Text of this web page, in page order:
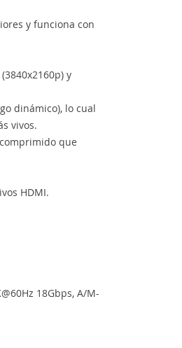
y funciona con
y
dinámico), lo cual
vivos.
que
HDMI.
18Gbps, A/M-